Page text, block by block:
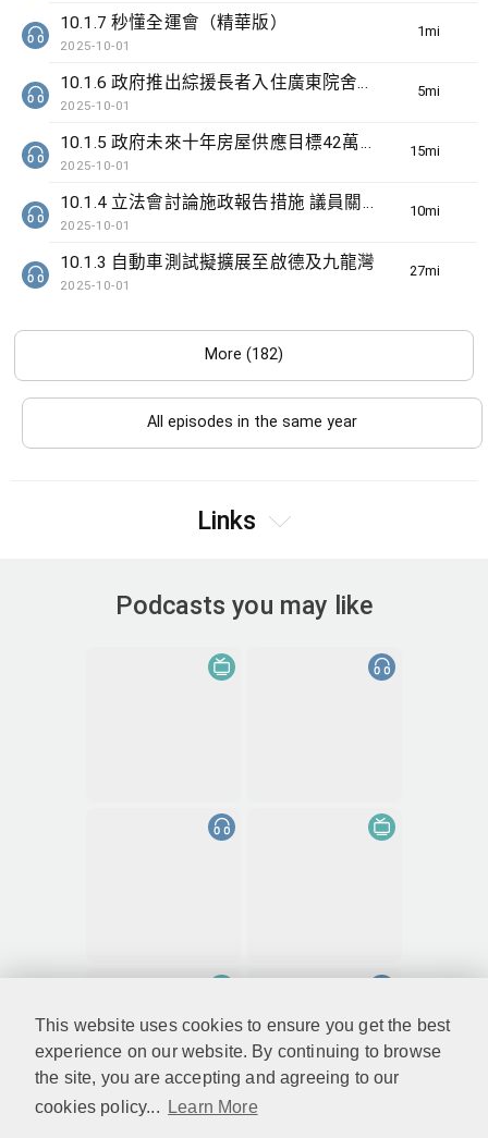
This website uses cookies to ensure you get the best
experience on our website. By continuing to browse
the site, you are accepting and agreeing to our
cookies policy...
Learn More
1min(s)
10.1.7 秒懂全運會（精華版）
2025-10-01
5min(s)
10.1.6 政府推出綜援長者入住廣東院舍試驗計劃為期3年
2025-10-01
15min(s)
10.1.5 政府未來十年房屋供應目標42萬個單位
2025-10-01
10min(s)
10.1.4 立法會討論施政報告措施 議員關注識別高危家庭
2025-10-01
27min(s)
10.1.3 自動車測試擬擴展至啟德及九龍灣
2025-10-01
More (182)
All episodes in the same year
Links
Podcasts you may like